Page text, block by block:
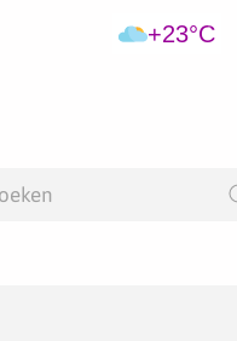
+23°C